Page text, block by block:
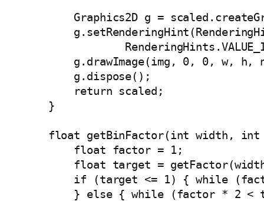
Graphics2D g =
g.drawImage(img, 0, 0, w, h,
        g.dispose();
        return scaled;
    }
float getBinFactor(int width,
        float factor = 1;
float target =
if (target <= 1) { while
} else { while (factor * 2 <